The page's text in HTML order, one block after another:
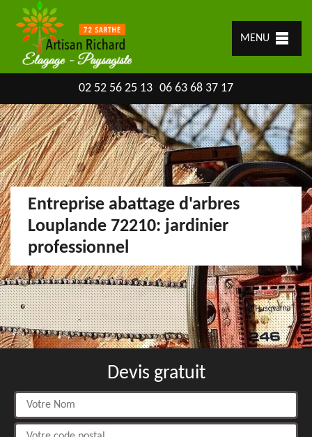
MENU
02 52 56 25 13 06 63 68 37 17
Entreprise abattage d'arbres
Louplande 72210: jardinier
professionnel
Devis gratuit